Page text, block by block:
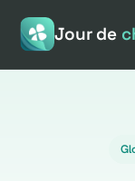
Jour de